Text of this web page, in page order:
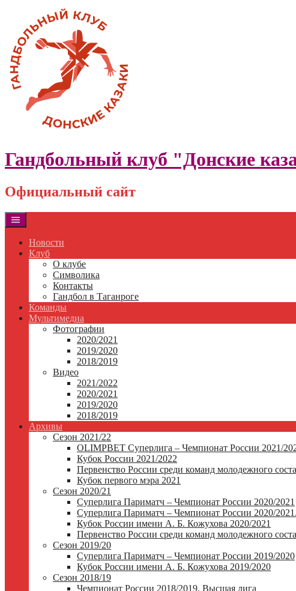
content
Гандбольный клуб "Донские
Официальный сайт
Новости
Клуб
О клубе
Символика
Контакты
Гандбол в Таганроге
Команды
Мультимедиа
Фотографии
2020/2021
2019/2020
2018/2019
Видео
2021/2022
2020/2021
2019/2020
2018/2019
Архивы
Сезон 2021/22
OLIMPBET Суперлига – Чемпионат России 2021/
Кубок России 2021/2022
Первенство России среди команд молодежного
Кубок первого мэра 2021
Сезон 2020/21
Суперлига Париматч – Чемпионат России 2020/2021
Суперлига Париматч – Чемпионат России 2020/
Кубок России имени А. Б. Кожухова 2020/2021
Первенство России среди команд молодежного
Сезон 2019/20
Суперлига Париматч – Чемпионат России 2019/2020
Кубок России имени А. Б. Кожухова 2019/2020
Сезон 2018/19
Чемпионат России 2018/2019. Высшая лига